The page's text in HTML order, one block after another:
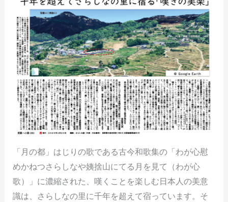
「月の都」はじりの歌である古今和歌集の「わが心慰
めかねつさらしなや姨捨山にてる月を見て（わが心
歌）」に濃縮された、嘆くことを楽しむ日本人の美意
識は、さらしなの里に千年を超えて宿っています。そ